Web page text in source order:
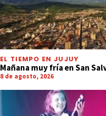
EL TIEMPO EN JUJUY
Mañana muy fría en San
8 de agosto, 2026